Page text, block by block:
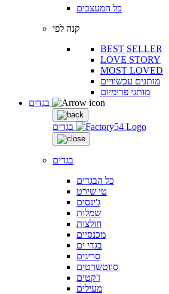
כל המעצבים
קנה לפי
BEST SELLER
LOVE STORY
MOST LOVED
מותגים עכשוויים
מותגי פרימיום
בגדים
בגדים
כל הבגדים
טי שירט
ג'ינסים
שמלות
חולצות
מכנסיים
בגדי ים
סריגים
סווטשרטים
ז'קטים
מעילים